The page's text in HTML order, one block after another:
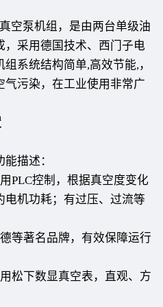
空泵机组，是由两台单级油
采用德国技术、西门子电
系统结构简单,高效节能,，
气污染，在工业使用非常广
描述：
PLC控制，根据真空度变化
机功耗；有过压、过流等
等著名品牌，有效保障运行
松下数显真空表，直观、方